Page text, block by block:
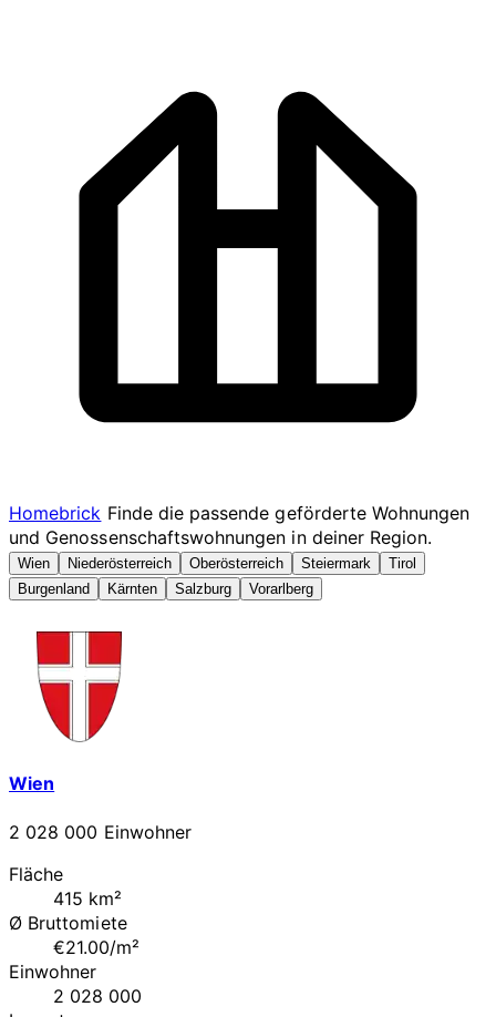
Homebrick Finde die passende geförderte Wohnungen
und Genossenschaftswohnungen in deiner Region.
Wien Niederösterreich Oberösterreich Steiermark
Tirol
Burgenland
Kärnten Salzburg Vorarlberg
Wien
2 028 000 Einwohner
Fläche
415 km²
Ø Bruttomiete
€21.00/m²
Einwohner
2 028 000